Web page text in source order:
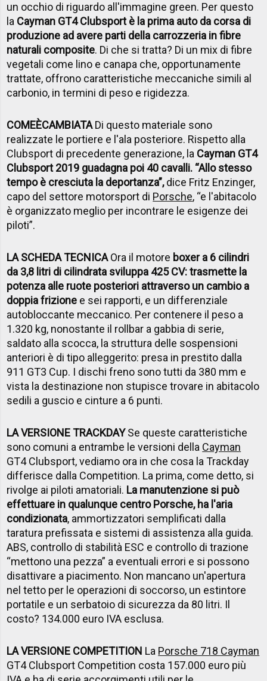
un occhio di riguardo all'immagine green. Per questo
la Cayman GT4 Clubsport è la prima auto da corsa di
produzione ad avere parti della carrozzeria in fibre
naturali composite. Di che si tratta? Di un mix di fibre
vegetali come lino e canapa che, opportunamente
trattate, offrono caratteristiche meccaniche simili al
carbonio, in termini di peso e rigidezza.
COMEÈCAMBIATADi questo materiale sono
realizzate le portiere e l'ala posteriore. Rispetto alla
Clubsport di precedente generazione, la Cayman GT4
Clubsport 2019 guadagna poi 40 cavalli. “Allo stesso
tempo è cresciuta la deportanza”,dice Fritz Enzinger,
capo del settore motorsport di Porsche, “e l'abitacolo
è organizzato meglio per incontrare le esigenze dei
piloti”.
LA SCHEDA TECNICAOra il motore boxer a 6 cilindri
da 3,8 litri di cilindrata sviluppa 425 CV: trasmette la
potenza alle ruote posteriori attraverso un cambio a
doppia frizione e sei rapporti, e un differenziale
autobloccante meccanico. Per contenere il peso a
1.320 kg, nonostante il rollbar a gabbia di serie,
saldato alla scocca, la struttura delle sospensioni
anteriori è di tipo alleggerito: presa in prestito dalla
911 GT3 Cup. I dischi freno sono tutti da 380 mm e
vista la destinazione non stupisce trovare in abitacolo
sedili a guscio e cinture a 6 punti.
LA VERSIONE TRACKDAYSe queste caratteristiche
sono comuni a entrambe le versioni della Cayman
GT4 Clubsport, vediamo ora in che cosa la Trackday
differisce dalla Competition. La prima, come detto, si
rivolge ai piloti amatoriali. La manutenzione si può
effettuare in qualunque centro Porsche, ha l'aria
condizionata, ammortizzatori semplificati dalla
taratura prefissata e sistemi di assistenza alla guida.
ABS, controllo di stabilità ESC e controllo di trazione
“mettono una pezza” a eventuali errori e si possono
disattivare a piacimento. Non mancano un'apertura
nel tetto per le operazioni di soccorso, un estintore
portatile e un serbatoio di sicurezza da 80 litri. Il
costo? 134.000 euro IVA esclusa.
LA VERSIONE COMPETITION La Porsche 718 Cayman
GT4 Clubsport Competition costa 157.000 euro più